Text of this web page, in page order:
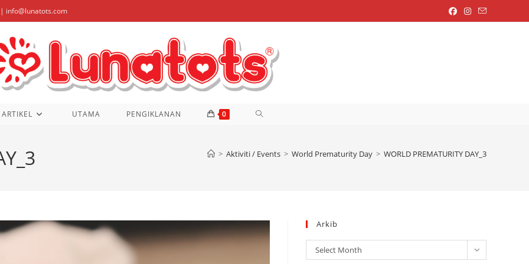
info@lunatots.com
ARTIKEL UTAMA PENGIKLANAN 0
TOGGLE
SEARCH
> Aktiviti / Events > World Prematurity Day > WORLD PREMATURITY DAY_3
Arkib
Arkib
Select Month